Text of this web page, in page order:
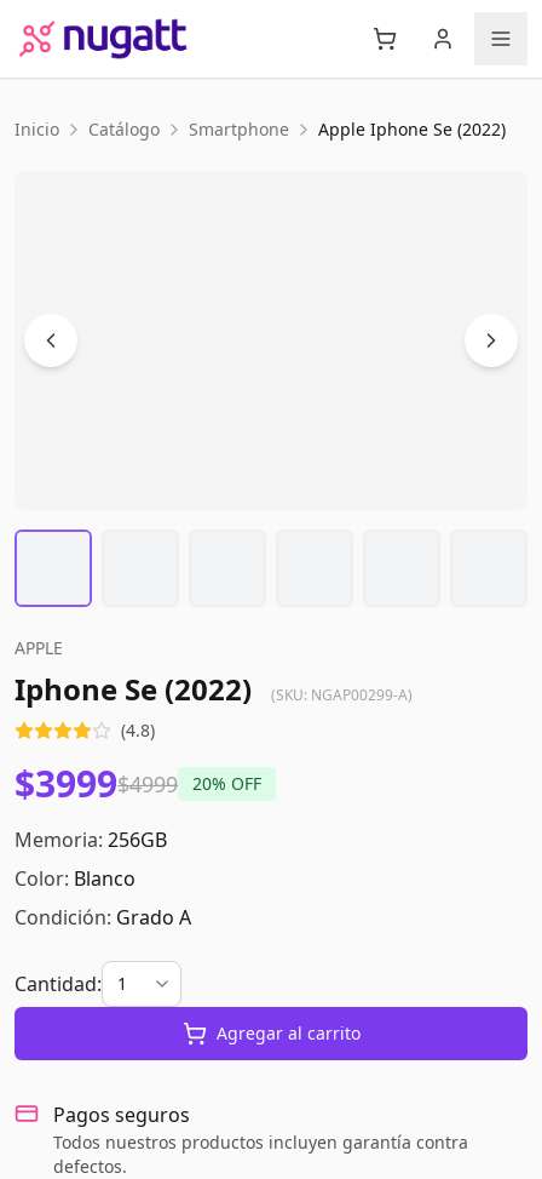
Inicio Catálogo Smartphone Apple Iphone Se (2022)
APPLE
Iphone Se (2022) (SKU: NGAP00299-A)
(4.8)
$3999$4999 20% OFF
Memoria: 256GB
Color: Blanco
Condición: Grado A
Cantidad:
Agregar al carrito
Pagos seguros
Todos nuestros productos incluyen garantía contra
defectos.